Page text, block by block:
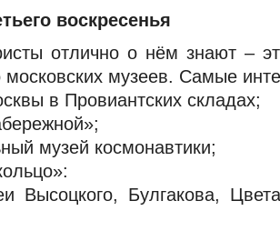
воскресенья
отлично о нём знают –
московских музеев. Самые
в Провиантских складах;
музей космонавтики;
Высоцкого, Булгакова,